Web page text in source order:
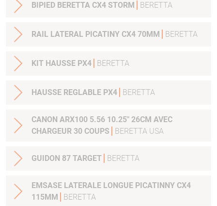
BIPIED BERETTA CX4 STORM BERETTA
RAIL LATERAL PICATINY CX4 70MM BERETTA
KIT HAUSSE PX4 BERETTA
HAUSSE REGLABLE PX4 BERETTA
CANON ARX100 5.56 10.25" 26CM AVEC
CHARGEUR 30 COUPS
BERETTA USA
GUIDON 87 TARGET BERETTA
EMSASE LATERALE LONGUE PICATINNY CX4
115MM
BERETTA